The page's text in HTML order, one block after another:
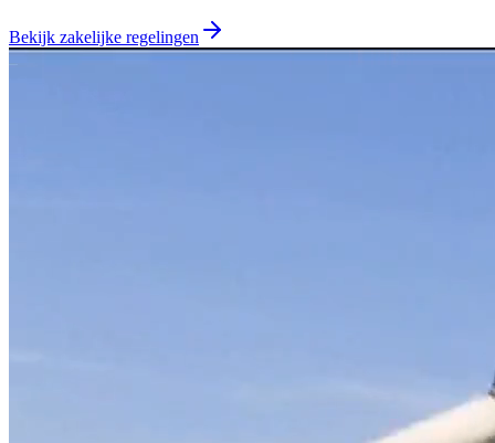
Bekijk zakelijke regelingen